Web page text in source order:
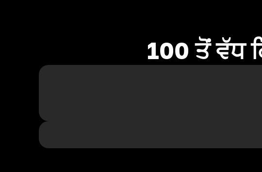
100 ਤੋਂ ਵੱਧ